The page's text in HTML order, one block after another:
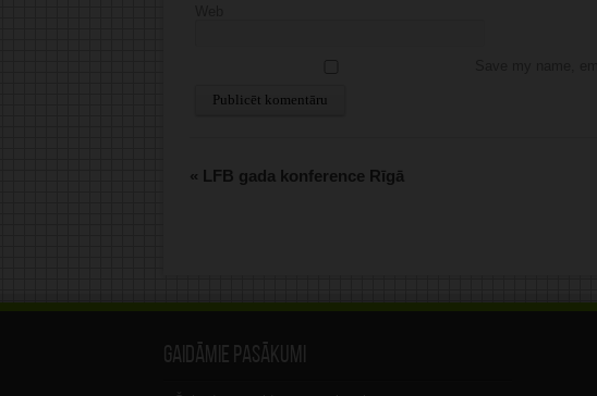
« LFB gada konference Rīgā
Gaidāmie pasākumi